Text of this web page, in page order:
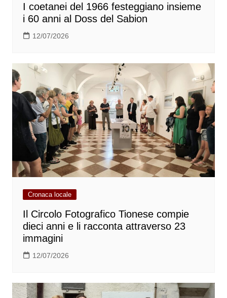
I coetanei del 1966 festeggiano insieme
i 60 anni al Doss del Sabion
12/07/2026
Cronaca locale
Il Circolo Fotografico Tionese compie
dieci anni e li racconta attraverso 23
immagini
12/07/2026